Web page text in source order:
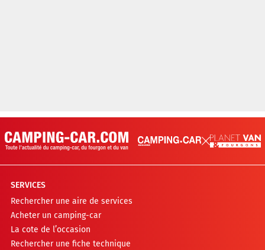
SERVICES
Rechercher une aire de services
Acheter un camping-car
La cote de l’occasion
Rechercher une fiche technique